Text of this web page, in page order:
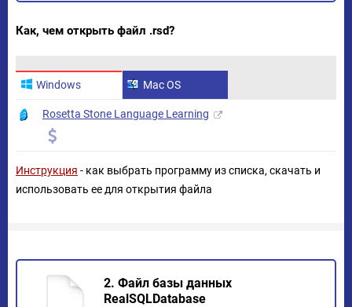
Как, чем открыть файл .rsd?
Windows Mac OS
Rosetta Stone Language Learning
Инструкция - как выбрать программу из списка, скачать и
использовать ее для открытия файла
2. Файл базы данных
RealSQLDatabase